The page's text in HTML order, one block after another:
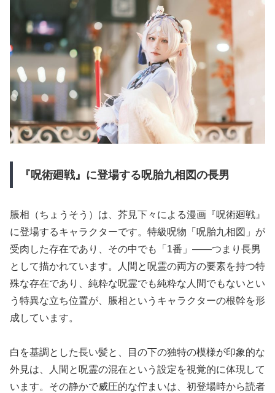
『呪術廻戦』に登場する呪胎九相図の長男
脹相（ちょうそう）は、芥見下々による漫画『呪術廻戦』
に登場するキャラクターです。特級呪物「呪胎九相図」が
受肉した存在であり、その中でも「1番」——つまり長男
として描かれています。人間と呪霊の両方の要素を持つ特
殊な存在であり、純粋な呪霊でも純粋な人間でもないとい
う特異な立ち位置が、脹相というキャラクターの根幹を形
成しています。
白を基調とした長い髪と、目の下の独特の模様が印象的な
外見は、人間と呪霊の混在という設定を視覚的に体現して
います。その静かで威圧的な佇まいは、初登場時から読者